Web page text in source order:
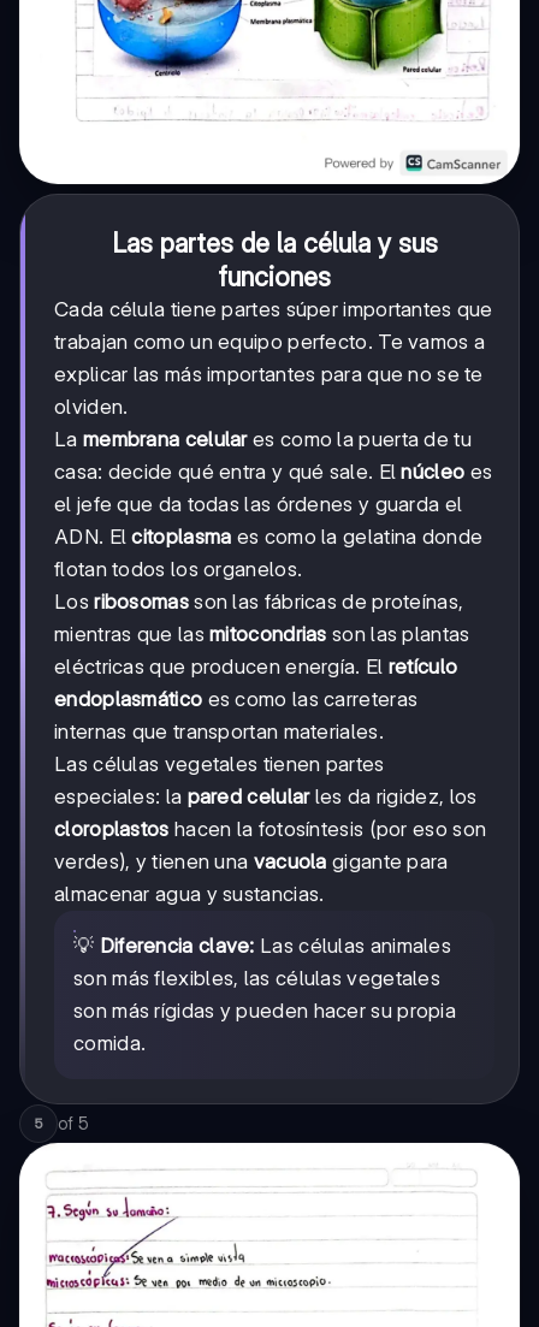
Las partes de la célula y sus
funciones
Cada célula tiene partes súper importantes que
trabajan como un equipo perfecto. Te vamos a
explicar las más importantes para que no se te
olviden.
La membrana celulares como la puerta de tu
casa: decide qué entra y qué sale. Elnúcleo es
el jefe que da todas las órdenes y guarda el
ADN. Elcitoplasma es como la gelatina donde
flotan todos los organelos.
Losribosomasson las fábricas de proteínas,
mientras que lasmitocondrias son las plantas
eléctricas que producen energía. El retículo
endoplasmático es como las carreteras
internas que transportan materiales.
Las células vegetales tienen partes
especiales: la pared celularles da rigidez, los
cloroplastos hacen la fotosíntesis (por eso son
verdes), y tienen una vacuola gigante para
almacenar agua y sustancias.
💡 Diferencia clave: Las células animales
son más flexibles, las células vegetales
son más rígidas y pueden hacer su propia
comida.
5 of 5